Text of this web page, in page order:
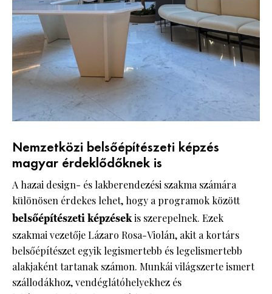
Nemzetközi belsőépítészeti képzés
magyar érdeklődőknek is
A hazai design- és lakberendezési szakma számára
különösen érdekes lehet, hogy a programok között
belsőépítészeti képzésekis szerepelnek. Ezek
szakmai vezetője Lázaro Rosa-Violán, akit a kortárs
belsőépítészet egyik legismertebb és legelismertebb
alakjaként tartanak számon. Munkái világszerte ismert
szállodákhoz, vendéglátóhelyekhez és